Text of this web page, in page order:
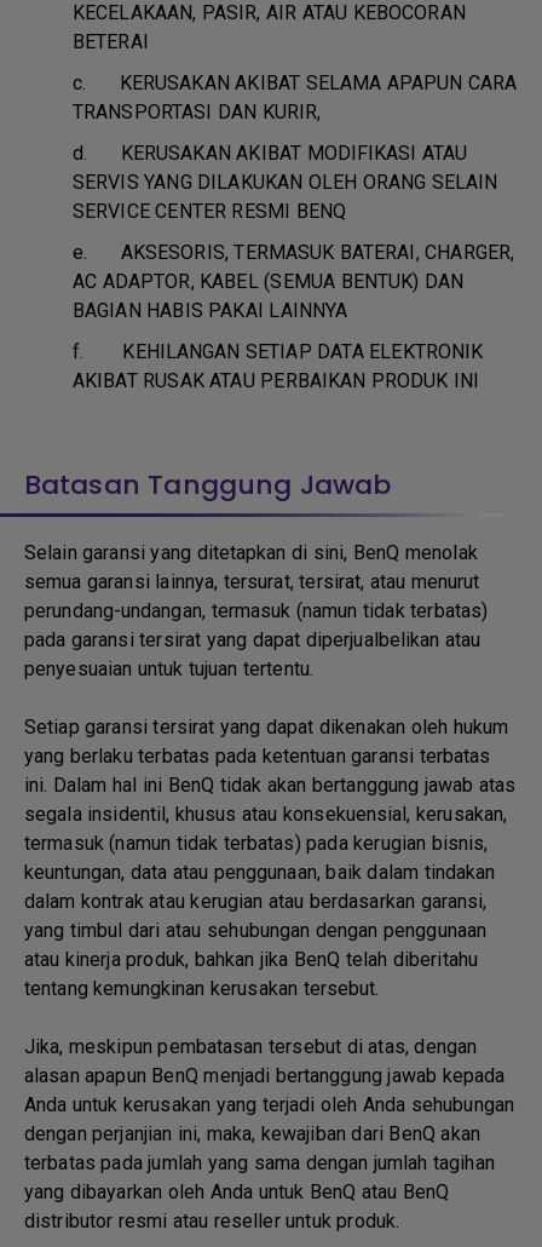
KECELAKAAN, PASIR, AIR ATAU KEBOCORAN
BETERAI
c. KERUSAKAN AKIBAT SELAMA APAPUN CARA
TRANSPORTASI DAN KURIR,
d. KERUSAKAN AKIBAT MODIFIKASI ATAU
SERVIS YANG DILAKUKAN OLEH ORANG SELAIN
SERVICE CENTER RESMI BENQ
e. AKSESORIS, TERMASUK BATERAI, CHARGER,
AC ADAPTOR, KABEL (SEMUA BENTUK) DAN
BAGIAN HABIS PAKAI LAINNYA
f. KEHILANGAN SETIAP DATA ELEKTRONIK
AKIBAT RUSAK ATAU PERBAIKAN PRODUK INI
Batasan Tanggung Jawab
Selain garansi yang ditetapkan di sini, BenQ menolak
semua garansi lainnya, tersurat, tersirat, atau menurut
perundang-undangan, termasuk (namun tidak terbatas)
pada garansi tersirat yang dapat diperjualbelikan atau
penyesuaian untuk tujuan tertentu.
Setiap garansi tersirat yang dapat dikenakan oleh hukum
yang berlaku terbatas pada ketentuan garansi terbatas
ini. Dalam hal ini BenQ tidak akan bertanggung jawab atas
segala insidentil, khusus atau konsekuensial, kerusakan,
termasuk (namun tidak terbatas) pada kerugian bisnis,
keuntungan, data atau penggunaan, baik dalam tindakan
dalam kontrak atau kerugian atau berdasarkan garansi,
yang timbul dari atau sehubungan dengan penggunaan
atau kinerja produk, bahkan jika BenQ telah diberitahu
tentang kemungkinan kerusakan tersebut.
Jika, meskipun pembatasan tersebut di atas, dengan
alasan apapun BenQ menjadi bertanggung jawab kepada
Anda untuk kerusakan yang terjadi oleh Anda sehubungan
dengan perjanjian ini, maka, kewajiban dari BenQ akan
terbatas pada jumlah yang sama dengan jumlah tagihan
yang dibayarkan oleh Anda untuk BenQ atau BenQ
distributor resmi atau reseller untuk produk.